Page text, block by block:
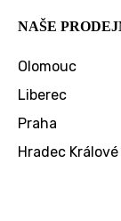
NAŠE
Olomouc
Liberec
Praha
Hradec Králové